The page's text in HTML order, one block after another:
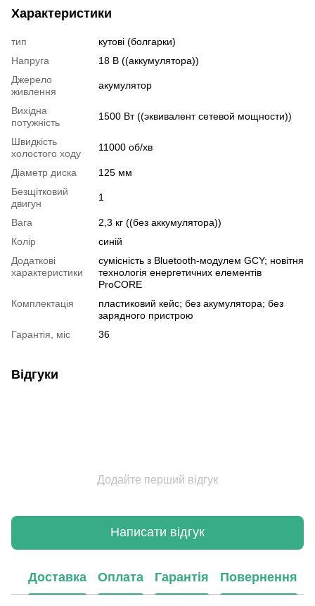
Характеристики
тип
кутові (болгарки)
Напруга
18 В ((аккумулятора))
Джерело
живлення
акумулятор
Вихідна
потужність
1500 Вт ((эквивалент сетевой мощности))
Швидкість
холостого ходу
11000 об/хв
Діаметр диска
125 мм
Безщітковий
двигун
1
Вага
2,3 кг ((без аккумулятора))
Колір
синій
Додаткові
характеристики
сумісність з Bluetooth-модулем GCY; новітня
технологія енергетичних елементів
ProCORE
Комплектація
пластиковий кейс; без акумулятора; без
зарядного пристрою
Гарантія, міс
36
Відгуки
Додайте перший відгук
Написати відгук
Доставка Оплата Гарантія Повернення